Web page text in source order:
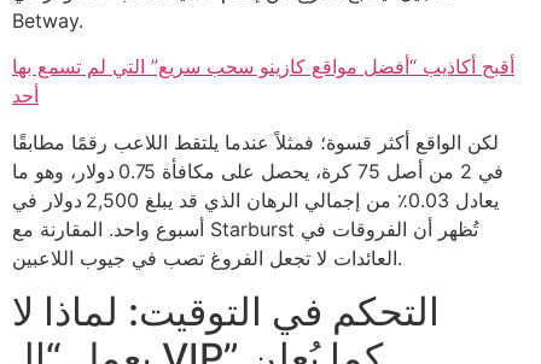
Betway.
أقبح أكاذيب “أفضل مواقع كازينو سحب سريع” التي لم تسمع بها
أحد
لكن الواقع أكثر قسوة؛ فمثلاً عندما يلتقط اللاعب رقمًا مطابقًا
في 2 من أصل 75 كرة، يحصل على مكافأة 0.75 دولار، وهو ما
يعادل 0.03٪ من إجمالي الرهان الذي قد يبلغ 2,500 دولار في
أسبوع واحد. المقارنة مع Starburst تُظهر أن الفروقات في
العائدات لا تجعل الفروغ تصب في جيوب اللاعبين.
التحكم في التوقيت: لماذا لا